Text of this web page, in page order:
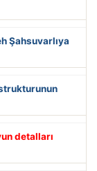
Şahsuvarlıya
detalları